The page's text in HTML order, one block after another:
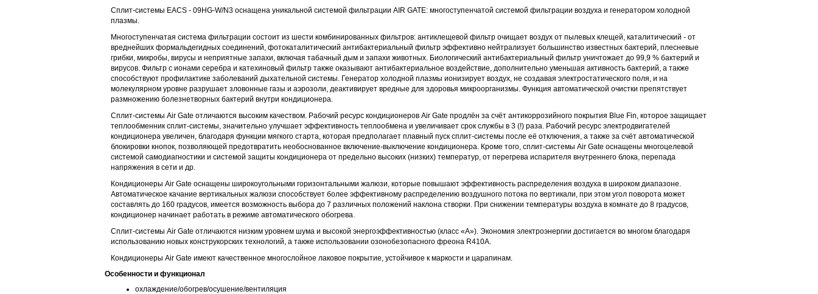
Сплит-системы EACS - 09HG-W/N3 оснащена уникальной системой фильтрации AIR GATE: многоступенчатой системой фильтрации воздуха и генератором холодной
плазмы.
Многоступенчатая система фильтрации состоит из шести комбинированных фильтров: антиклещевой фильтр очищает воздух от пылевых клещей, каталитический - от
вреднейших формальдегидных соединений, фотокаталитический антибактериальный фильтр эффективно нейтрализует большинство известных бактерий, плесневые
грибки, микробы, вирусы и неприятные запахи, включая табачный дым и запахи животных. Биологический антибактериальный фильтр уничтожает до 99,9 % бактерий и
вирусов. Фильтр с ионами серебра и катехиновый фильтр также оказывают антибактериальное воздействие, дополнительно уменьшая активность бактерий, а также
способствуют профилактике заболеваний дыхательной системы. Генератор холодной плазмы ионизирует воздух, не создавая электростатического поля, и на
молекулярном уровне разрушает зловонные газы и аэрозоли, деактивирует вредные для здоровья микроорганизмы. Функция автоматической очистки препятствует
размножению болезнетворных бактерий внутри кондиционера.
Сплит-системы Air Gate отличаются высоким качеством. Рабочий ресурс кондиционеров Air Gate продлён за счёт антикоррозийного покрытия Blue Fin, которое защищает
теплообменник сплит-системы, значительно улучшает эффективность теплообмена и увеличивает срок службы в 3 (!) раза. Рабочий ресурс электродвигателей
кондиционера увеличен, благодаря функции мягкого старта, которая предполагает плавный пуск сплит-системы после её отключения, а также за счёт автоматической
блокировки кнопок, позволяющей предотвратить необоснованное включение-выключение кондиционера. Кроме того, сплит-системы Air Gate оснащены многоцелевой
системой самодиагностики и системой защиты кондиционера от предельно высоких (низких) температур, от перегрева испарителя внутреннего блока, перепада
напряжения в сети и др.
Кондиционеры Air Gate оснащены широкоугольными горизонтальными жалюзи, которые повышают эффективность распределения воздуха в широком диапазоне.
Автоматическое качание вертикальных жалюзи способствует более эффективному распределению воздушного потока по вертикали, при этом угол поворота может
составлять до 160 градусов, имеется возможность выбора до 7 различных положений наклона створки. При снижении температуры воздуха в комнате до 8 градусов,
кондиционер начинает работать в режиме автоматического обогрева.
Сплит-системы Air Gate отличаются низким уровнем шума и высокой энергоэффективностью (класс «А»). Экономия электроэнергии достигается во многом благодаря
использованию новых конструкорских технологий, а также использовании озонобезопасного фреона R410A.
Кондиционеры Air Gate имеют качественное многослойное лаковое покрытие, устойчивое к маркости и царапинам.
Особенности и функционал
охлаждение/обогрев/осушение/вентиляция